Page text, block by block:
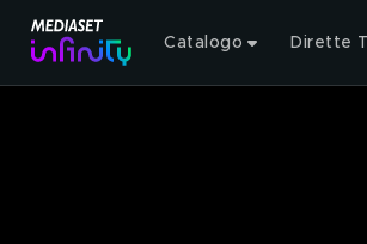
Catalogo Dirette